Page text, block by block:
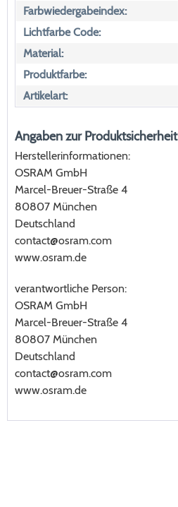
Farbwiedergabeindex:
Lichtfarbe Code:
Material:
Produktfarbe:
Artikelart:
Angaben zur Produktsicherheit
Herstellerinformationen:
OSRAM GmbH
Marcel-Breuer-Straße 4
80807 München
Deutschland
contact@osram.com
www.osram.de
verantwortliche Person:
OSRAM GmbH
Marcel-Breuer-Straße 4
80807 München
Deutschland
contact@osram.com
www.osram.de